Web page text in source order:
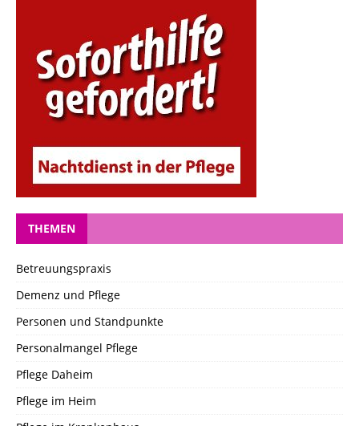
THEMEN
Betreuungspraxis
Demenz und Pflege
Personen und Standpunkte
Personalmangel Pflege
Pflege Daheim
Pflege im Heim